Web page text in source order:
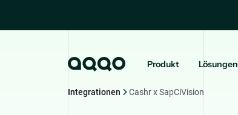
Produkt Lösungen
Integrationen Cashr x SapCiVision